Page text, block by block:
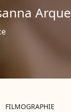
FILMOGRAPHIE